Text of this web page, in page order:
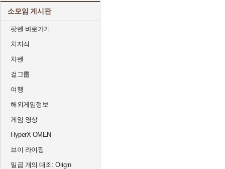
소모임 게시판
팟벤 바로가기
치지직
차벤
걸그룹
여행
해외게임정보
게임 영상
HyperX OMEN
브이 라이징
일곱 개의 대죄: Origin